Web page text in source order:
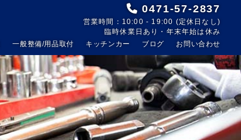
0471-57-2837
営業時間：10:00 - 19:00 (定休日なし)
臨時休業日あり・年末年始は休み
一般整備/用品取付 キッチンカー ブログ お問い合わせ